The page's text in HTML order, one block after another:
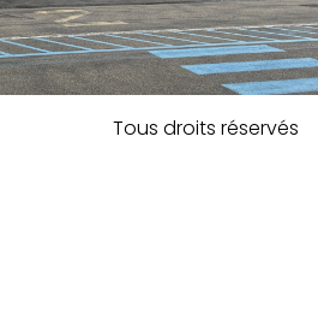
Tous droits réservés